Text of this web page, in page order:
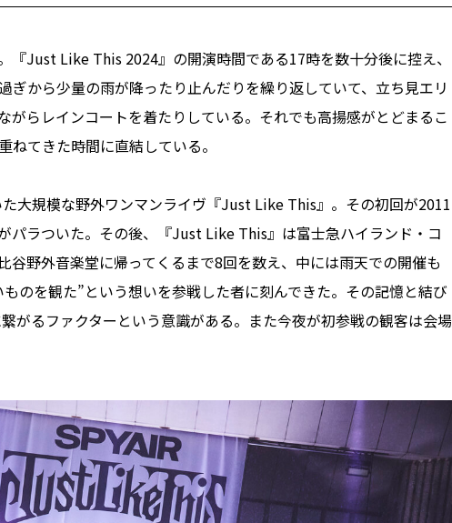
Just Like This 2024』の開演時間である17時を数十分後に控え、
ぎから少量の雨が降ったり止んだりを繰り返していて、立ち見エリ
がらレインコートを着たりしている。それでも高揚感がとどまるこ
てきた時間に直結している。
大規模な野外ワンマンライヴ『Just Like This』。その初回が2011
パラついた。その後、『Just Like This』は富士急ハイランド・コ
谷野外音楽堂に帰ってくるまで8回を数え、中には雨天での開催も
のを観た”という想いを参戦した者に刻んできた。その記憶と結び
がるファクターという意識がある。また今夜が初参戦の観客は会場